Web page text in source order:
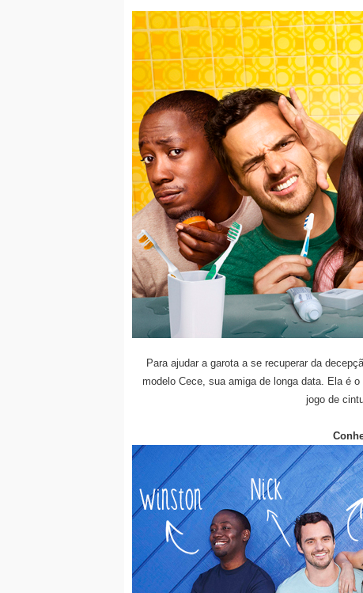
Para ajudar a garota a se recuperar da
modelo Cece, sua amiga de longa data. Ela é
jogo de